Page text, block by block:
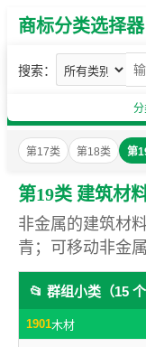
商标分类选择器
搜索：
第17类 第18类 第
第19类 建筑材
非金属的建筑材
青；可移动非金
📂 群组小类（15 个
1901木材